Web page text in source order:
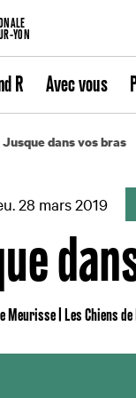
YON
R Avec vous
Jusque dans vos bras
28 mars 2019
Meurisse | Les Chiens